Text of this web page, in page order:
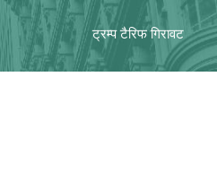
ट्रम्प टैरिफ गिरावट